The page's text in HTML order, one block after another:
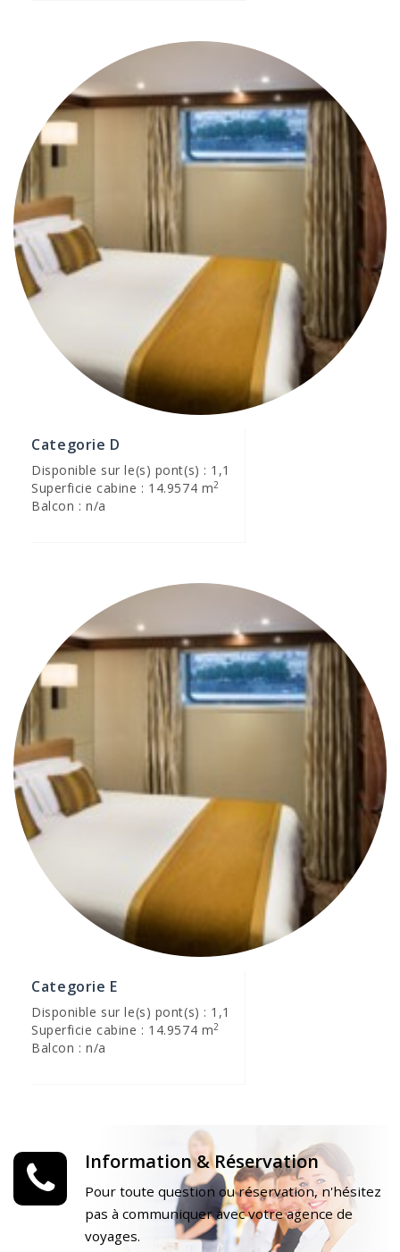
Categorie D
Disponible sur le(s) pont(s) : 1,1
Superficie cabine : 14.9574 m2
Balcon : n/a
Categorie E
Disponible sur le(s) pont(s) : 1,1
Superficie cabine : 14.9574 m2
Balcon : n/a
Information & Réservation
Pour toute question ou réservation, n'hésitez
pas à communiquer avec votre agence de
voyages.